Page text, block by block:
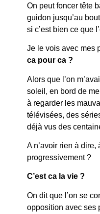
On peut foncer tête
guidon jusqu’au
si c’est bien ce que
Je le vois avec mes
ca pour ca ?
Alors que l’on
soleil, en bord de
à regarder les
télévisées, des
déjà vus des
A n’avoir rien à dire,
progressivement ?
C’est ca la vie ?
On dit que l’on se
opposition avec ses